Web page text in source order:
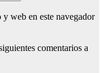
web en este navegador
comentarios a